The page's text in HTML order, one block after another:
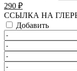
290 ₽
ССЫЛКА НА
Добавить